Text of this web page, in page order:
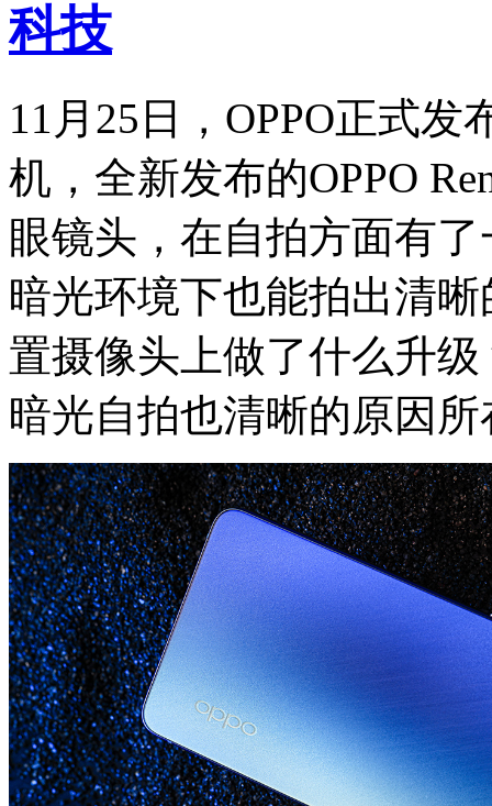
科技
11月25日，OPPO正式发
机，全新发布的OPPO
眼镜头，在自拍方面有
暗光环境下也能拍出清晰
置摄像头上做了什么升
暗光自拍也清晰的原因所